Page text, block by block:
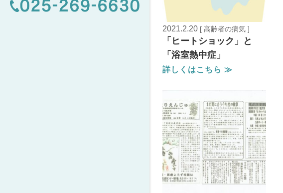
2021.2.20 [ 高齢者の病気 ]
「ヒートショック」と
「浴室熱中症」
詳しくはこちら ≫